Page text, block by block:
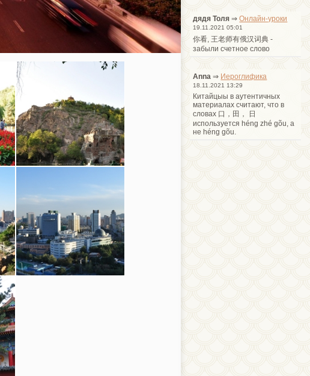
дядя Толя ⇒Онлайн-уроки
19.11.2021 05:01
你看, 王老师有俄汉词典 -
забыли счетное слово
Anna ⇒ Иероглифика
18.11.2021 13:29
Китайцыы в аутентичных
материалах считают, что в
словах 口，田， 日
используется héng zhé gõu, а
не héng gõu.